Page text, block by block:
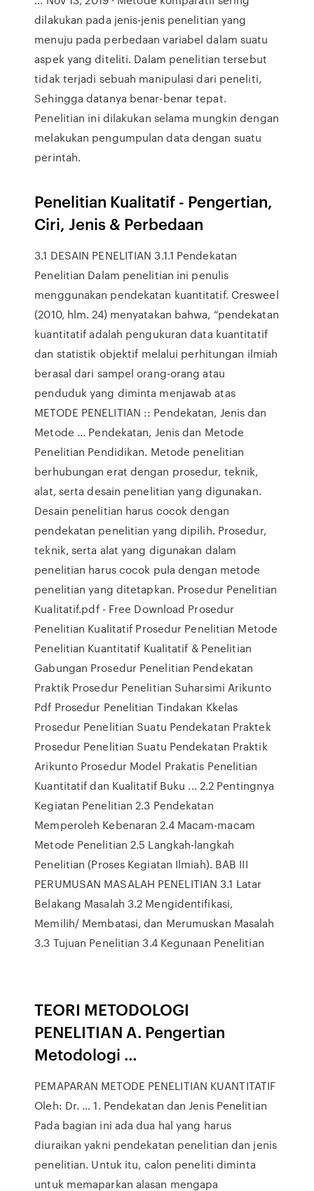
dilakukan pada jenis-jenis penelitian yang
menuju pada perbedaan variabel dalam suatu
aspek yang diteliti. Dalam penelitian tersebut
tidak terjadi sebuah manipulasi dari peneliti,
Sehingga datanya benar-benar tepat.
Penelitian ini dilakukan selama mungkin dengan
melakukan pengumpulan data dengan suatu
perintah.
Penelitian Kualitatif - Pengertian,
Ciri, Jenis & Perbedaan
3.1 DESAIN PENELITIAN 3.1.1 Pendekatan
Penelitian Dalam penelitian ini penulis
menggunakan pendekatan kuantitatif. Cresweel
(2010, hlm. 24) menyatakan bahwa, “pendekatan
kuantitatif adalah pengukuran data kuantitatif
dan statistik objektif melalui perhitungan ilmiah
berasal dari sampel orang-orang atau
penduduk yang diminta menjawab atas
METODE PENELITIAN :: Pendekatan, Jenis dan
Metode ... Pendekatan, Jenis dan Metode
Penelitian Pendidikan. Metode penelitian
berhubungan erat dengan prosedur, teknik,
alat, serta desain penelitian yang digunakan.
Desain penelitian harus cocok dengan
pendekatan penelitian yang dipilih. Prosedur,
teknik, serta alat yang digunakan dalam
penelitian harus cocok pula dengan metode
penelitian yang ditetapkan. Prosedur Penelitian
Kualitatif.pdf - Free Download Prosedur
Penelitian Kualitatif Prosedur Penelitian Metode
Penelitian Kuantitatif Kualitatif & Penelitian
Gabungan Prosedur Penelitian Pendekatan
Praktik Prosedur Penelitian Suharsimi Arikunto
Pdf Prosedur Penelitian Tindakan Kkelas
Prosedur Penelitian Suatu Pendekatan Praktek
Prosedur Penelitian Suatu Pendekatan Praktik
Arikunto Prosedur Model Prakatis Penelitian
Kuantitatif dan Kualitatif Buku ... 2.2 Pentingnya
Kegiatan Penelitian 2.3 Pendekatan
Memperoleh Kebenaran 2.4 Macam-macam
Metode Penelitian 2.5 Langkah-langkah
Penelitian (Proses Kegiatan Ilmiah). BAB III
PERUMUSAN MASALAH PENELITIAN 3.1 Latar
Belakang Masalah 3.2 Mengidentifikasi,
Memilih/ Membatasi, dan Merumuskan Masalah
3.3 Tujuan Penelitian 3.4 Kegunaan Penelitian
TEORI METODOLOGI
PENELITIAN A. Pengertian
Metodologi …
PEMAPARAN METODE PENELITIAN KUANTITATIF
Oleh: Dr. … 1. Pendekatan dan Jenis Penelitian
Pada bagian ini ada dua hal yang harus
diuraikan yakni pendekatan penelitian dan jenis
penelitian. Untuk itu, calon peneliti diminta
untuk memaparkan alasan mengapa